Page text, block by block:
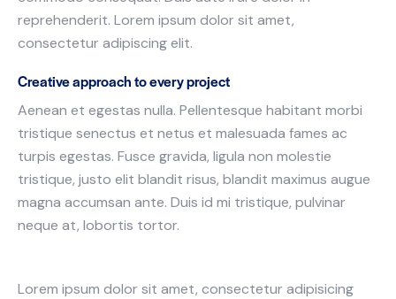
reprehenderit. Lorem ipsum dolor sit amet,
consectetur adipiscing elit.
Creative approach to every project
Aenean et egestas nulla. Pellentesque habitant morbi
tristique senectus et netus et malesuada fames ac
turpis egestas. Fusce gravida, ligula non molestie
tristique, justo elit blandit risus, blandit maximus augue
magna accumsan ante. Duis id mi tristique, pulvinar
neque at, lobortis tortor.
Lorem ipsum dolor sit amet, consectetur adipisicing